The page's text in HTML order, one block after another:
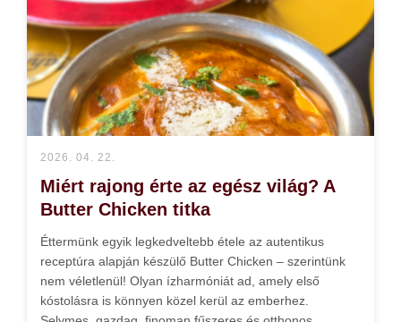
2026. 04. 22.
Miért rajong érte az egész világ? A
Butter Chicken titka
Éttermünk egyik legkedveltebb étele az autentikus
receptúra alapján készülő Butter Chicken – szerintünk
nem véletlenül! Olyan ízharmóniát ad, amely első
kóstolásra is könnyen közel kerül az emberhez.